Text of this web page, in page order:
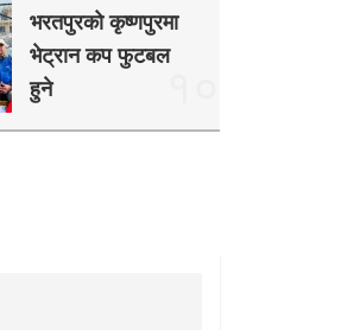
भरतपुरको कृष्णपुरमा
भेट्रान कप फुटबल
हुने